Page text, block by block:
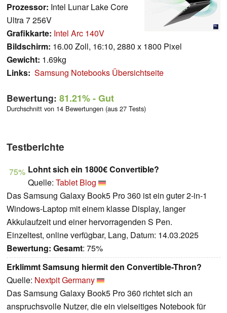
Prozessor: Intel Lunar Lake Core
Ultra 7 256V
Grafikkarte: Intel Arc 140V
Bildschirm: 16.00 Zoll, 16:10, 2880 x 1800 Pixel
Gewicht: 1.69kg
Links: Samsung Notebooks Übersichtseite
Bewertung: 81.21%- Gut
Durchschnitt von 14 Bewertungen (aus 27 Tests)
Testberichte
75% Lohnt sich ein 1800€ Convertible?
Quelle: Tablet Blog
Das Samsung Galaxy Book5 Pro 360 ist ein guter 2-in-1
Windows-Laptop mit einem klasse Display, langer
Akkulaufzeit und einer hervorragenden S Pen.
Einzeltest, online verfügbar, Lang, Datum: 14.03.2025
Bewertung: Gesamt: 75%
Erklimmt Samsung hiermit den Convertible-Thron?
Quelle: Nextpit Germany
Das Samsung Galaxy Book5 Pro 360 richtet sich an
anspruchsvolle Nutzer, die ein vielseitiges Notebook für